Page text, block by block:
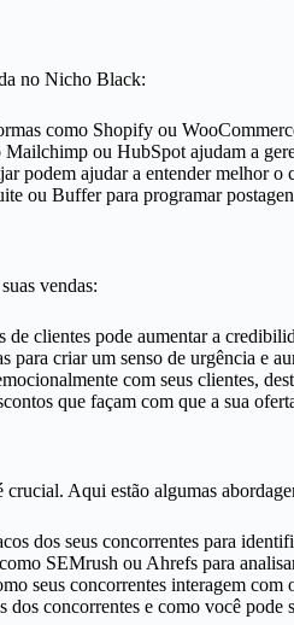
no Nicho Black:
como Shopify ou
Mailchimp ou HubSpot ajudam a
podem ajudar a entender melhor o
ou Buffer para programar
vendas:
de clientes pode aumentar a
para criar um senso de urgência e
com seus clientes,
que façam com que a sua
crucial. Aqui estão algumas
dos seus concorrentes para
SEMrush ou Ahrefs para
seus concorrentes interagem
dos concorrentes e como você pode